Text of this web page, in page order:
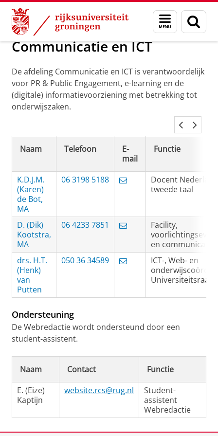
Skip
Content
Skip
Navigation
Menu
en
zoeken
Bureau en diensten
Communicatie en ICT
De afdeling Communicatie en ICT is verantwoordelijk
voor PR & Public Engagement, e-learning en de
(digitale) informatievoorziening met betrekking tot
onderwijszaken.
Naam Telefoon
E-
mail
Functie
K.D.J.M.
(Karen)
de Bot,
MA
06 3198 5188
Docent
tweede taal
D. (Dik)
Kootstra,
MA
06 4233 7851
Facility,
en communicatie
drs. H.T.
(Henk)
van
Putten
050 36 34589
ICT-, Web- en
Universiteitsraad
Ondersteuning
De Webredactie wordt ondersteund door een
student-assistent.
Naam Contact
Functie
E. (Eize)
Kaptijn
website.rcs@rug.nl
Student-
assistent
Webredactie